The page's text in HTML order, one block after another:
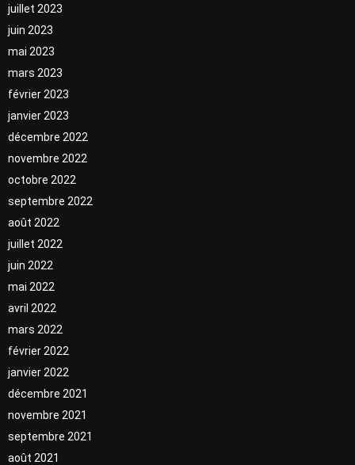
juillet 2023
juin 2023
mai 2023
mars 2023
février 2023
janvier 2023
décembre 2022
novembre 2022
octobre 2022
septembre 2022
août 2022
juillet 2022
juin 2022
mai 2022
avril 2022
mars 2022
février 2022
janvier 2022
décembre 2021
novembre 2021
septembre 2021
août 2021